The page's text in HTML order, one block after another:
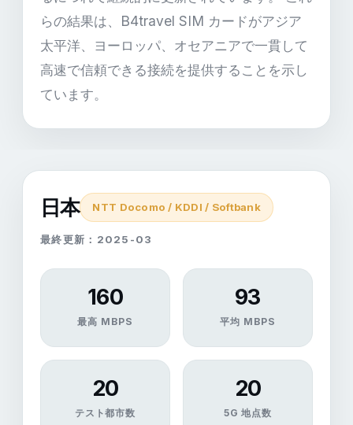
らの結果は、B4travel SIM カードがアジア
太平洋、ヨーロッパ、オセアニアで一貫して
高速で信頼できる接続を提供することを示し
ています。
日本 NTT Docomo / KDDI / Softbank
最終更新：2025-03
160
最高 MBPS
93
平均 MBPS
20
テスト都市数
20
5G 地点数